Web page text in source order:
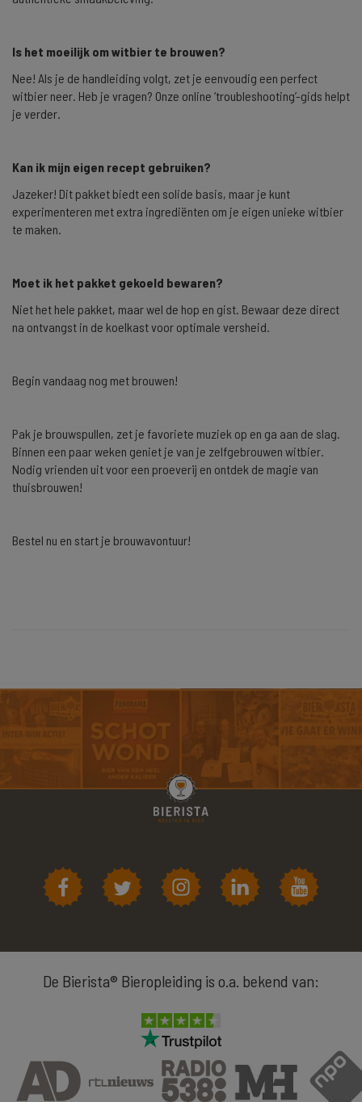
Is het moeilijk om witbier te brouwen?
Nee! Als je de handleiding volgt, zet je eenvoudig een perfect
witbier neer. Heb je vragen? Onze online ‘troubleshooting’-gids helpt
je verder.
Kan ik mijn eigen recept gebruiken?
Jazeker! Dit pakket biedt een solide basis, maar je kunt
experimenteren met extra ingrediënten om je eigen unieke witbier
te maken.
Moet ik het pakket gekoeld bewaren?
Niet het hele pakket, maar wel de hop en gist. Bewaar deze direct
na ontvangst in de koelkast voor optimale versheid.
Begin vandaag nog met brouwen!
Pak je brouwspullen, zet je favoriete muziek op en ga aan de slag.
Binnen een paar weken geniet je van je zelfgebrouwen witbier.
Nodig vrienden uit voor een proeverij en ontdek de magie van
thuisbrouwen!
Bestel nu en start je brouwavontuur!
De Bierista® Bieropleiding is o.a. bekend van: